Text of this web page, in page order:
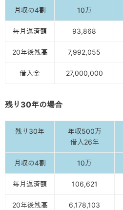
月収の4割 10万
毎月返済額 93,868
20年後残高 7,992,055
借入金 27,000,000
残り30年の場合
残り30年
年収500万
借入26年
月収の4割 10万
毎月返済額 106,621
20年後残高 6,178,103